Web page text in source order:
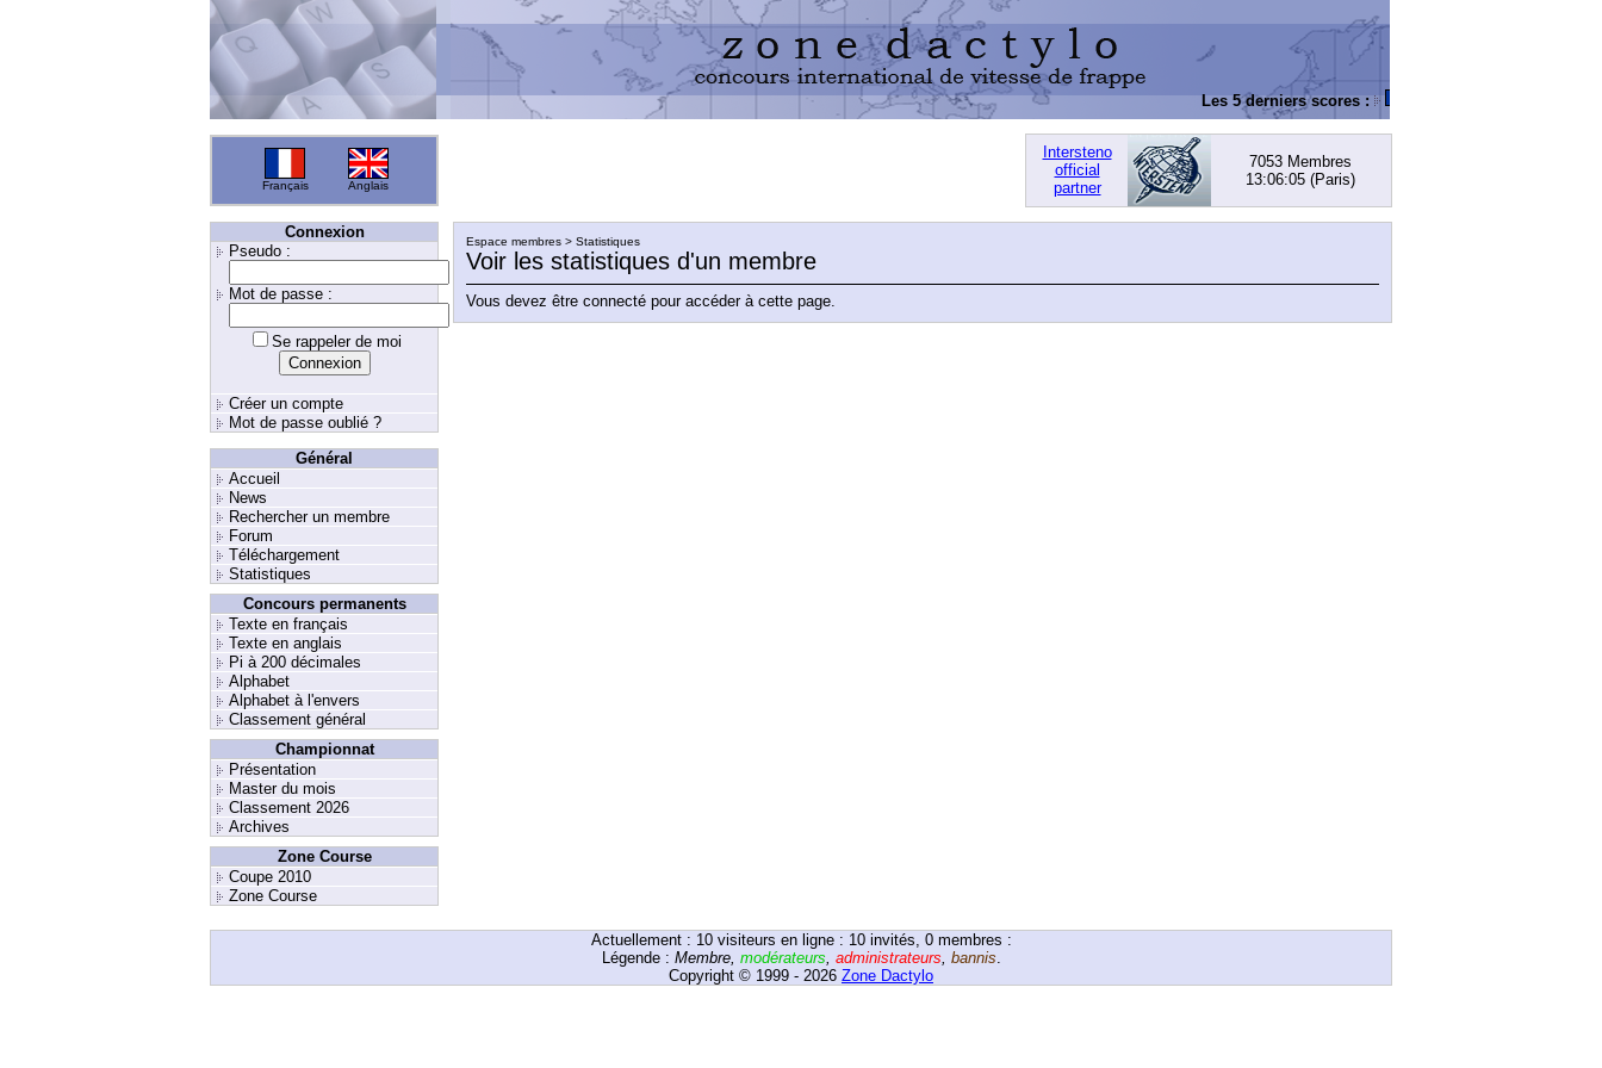
Les 5 derniers scores :
Français Anglais
Intersteno
official
partner
7053 Membres
13:06:05(Paris)
Connexion
Pseudo :
Mot de passe :
Se rappeler de moi
Créer un compte
Mot de passe oublié ?
Général
Accueil
News
Rechercher un membre
Forum
Téléchargement
Statistiques
Concours permanents
Texte en français
Texte en anglais
Pi à 200 décimales
Alphabet
Alphabet à l'envers
Classement général
Championnat
Présentation
Master du mois
Classement 2026
Archives
Zone Course
Coupe 2010
Zone Course
Espace membres > Statistiques
Voir les statistiques d'un membre
Vous devez être connecté pour accéder à cette page.
Actuellement : 10visiteurs en ligne : 10 invités, 0 membres :
Légende : Membre, modérateurs, administrateurs, bannis.
Copyright © 1999 - 2026 Zone Dactylo